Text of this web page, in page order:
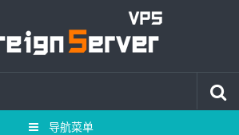
导航菜单